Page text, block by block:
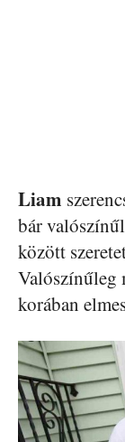
Liam
bár
között
Valószínűleg
korában